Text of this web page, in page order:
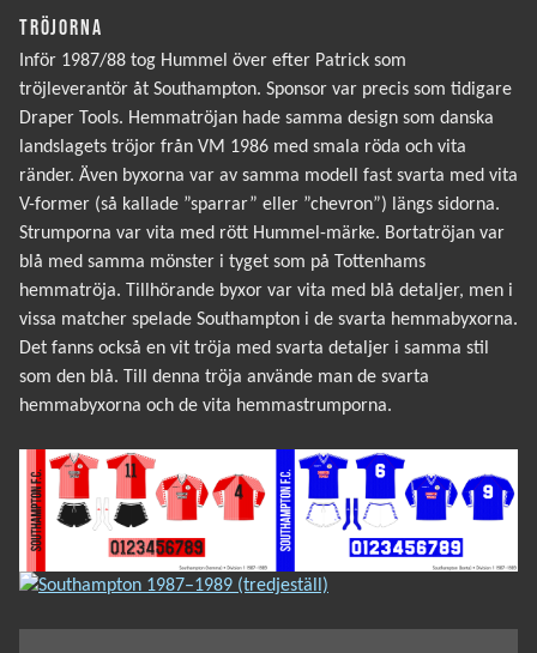
TRÖJORNA
Inför 1987/88 tog Hummel över efter Patrick som
tröjleverantör åt Southampton. Sponsor var precis som tidigare
Draper Tools. Hemmatröjan hade samma design som danska
landslagets tröjor från VM 1986 med smala röda och vita
ränder. Även byxorna var av samma modell fast svarta med vita
V-former (så kallade ”sparrar” eller ”chevron”) längs sidorna.
Strumporna var vita med rött Hummel-märke. Bortatröjan var
blå med samma mönster i tyget som på Tottenhams
hemmatröja. Tillhörande byxor var vita med blå detaljer, men i
vissa matcher spelade Southampton i de svarta hemmabyxorna.
Det fanns också en vit tröja med svarta detaljer i samma stil
som den blå. Till denna tröja använde man de svarta
hemmabyxorna och de vita hemmastrumporna.